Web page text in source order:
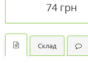
74 грн
Склад